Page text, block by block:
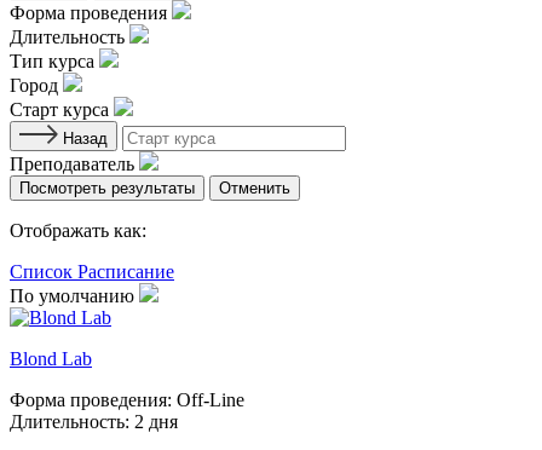
Форма проведения
Длительность
Тип курса
Город
Старт курса
Назад
Преподаватель
Посмотреть результаты Отменить
Отображать как:
Список Расписание
По умолчанию
Blond Lab
Форма проведения: Off-Line
Длительность: 2 дня